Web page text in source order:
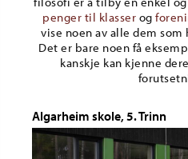
penger til klasser og
vise noen av alle dem
Det er bare noen få
kanskje kan kjenne
Algarheim skole, 5. Trinn